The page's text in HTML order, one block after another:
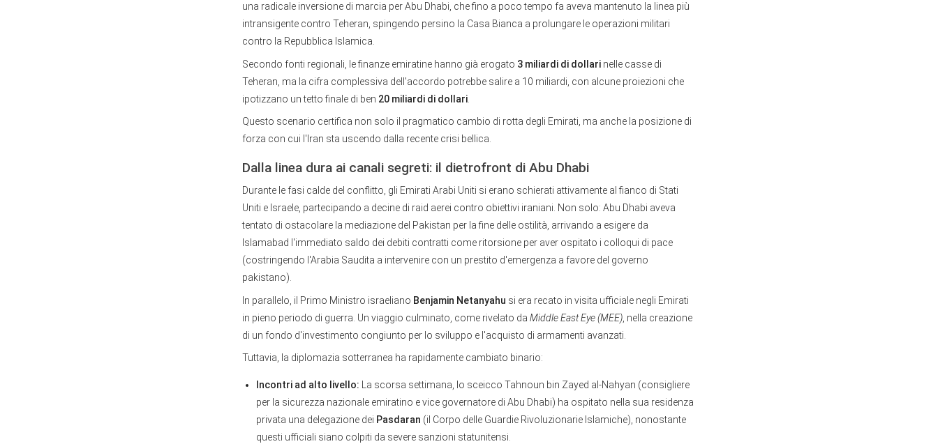
una radicale inversione di marcia per Abu Dhabi, che fino a poco tempo fa aveva mantenuto la linea più
intransigente contro Teheran, spingendo persino la Casa Bianca a prolungare le operazioni militari
contro la Repubblica Islamica.
Secondo fonti regionali, le finanze emiratine hanno già erogato 3 miliardi di dollari nelle casse di
Teheran, ma la cifra complessiva dell'accordo potrebbe salire a 10 miliardi, con alcune proiezioni che
ipotizzano un tetto finale di ben 20 miliardi di dollari
Questo scenario certifica non solo il pragmatico cambio di rotta degli Emirati, ma anche la posizione di
forza con cui l'Iran sta uscendo dalla recente crisi bellica.
Dalla linea dura ai canali segreti: il dietrofront di Abu Dhabi
Durante le fasi calde del conflitto, gli Emirati Arabi Uniti si erano schierati attivamente al fianco di Stati
Uniti e Israele, partecipando a decine di raid aerei contro obiettivi iraniani. Non solo: Abu Dhabi aveva
tentato di ostacolare la mediazione del Pakistan per la fine delle ostilità, arrivando a esigere da
Islamabad l'immediato saldo dei debiti contratti come ritorsione per aver ospitato i colloqui di pace
(costringendo l'Arabia Saudita a intervenire con un prestito d'emergenza a favore del governo
pakistano).
In parallelo, il Primo Ministro israeliano Benjamin Netanyahu si era recato in visita ufficiale negli Emirati
in pieno periodo di guerra. Un viaggio culminato, come rivelato da Middle East Eye (MEE) , nella creazione
di un fondo d'investimento congiunto per lo sviluppo e l'acquisto di armamenti avanzati.
Tuttavia, la diplomazia sotterranea ha rapidamente cambiato binario:
Incontri ad alto livello: La scorsa settimana, lo sceicco Tahnoun bin Zayed al-Nahyan (consigliere
per la sicurezza nazionale emiratino e vice governatore di Abu Dhabi) ha ospitato nella sua residenza
privata una delegazione dei Pasdaran (il Corpo delle Guardie Rivoluzionarie Islamiche), nonostante
questi ufficiali siano colpiti da severe sanzioni statunitensi.